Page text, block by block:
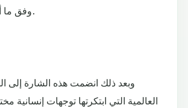
وفق ما أوضحت الوكالة.
وبعد ذلك انضمت هذه الشارة إلى
العالمية التي ابتكرتها توجهات